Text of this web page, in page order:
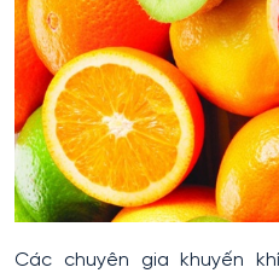
Các chuyên gia khuyến